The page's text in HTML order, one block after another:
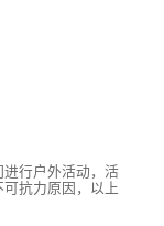
进行户外活动，活
抗力原因，以上